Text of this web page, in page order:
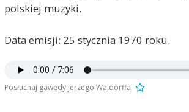
polskiej muzyki.
Data emisji: 25 stycznia 1970 roku.
Posłuchaj gawędy Jerzego Waldorffa